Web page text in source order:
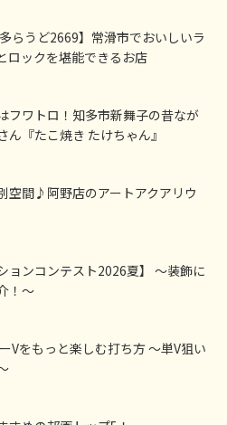
多らうど2669】常滑市でおいしいラ
ロックを堪能できるお店
フワトロ！知多市新舞子の昔なが
ん『たこ焼き たけちゃん』
空間♪阿野店のアートアクアリウ
ョンコンテスト2026夏】 ～装飾に
！～
Vをもっと楽しむ打ち方 ～単V狙い